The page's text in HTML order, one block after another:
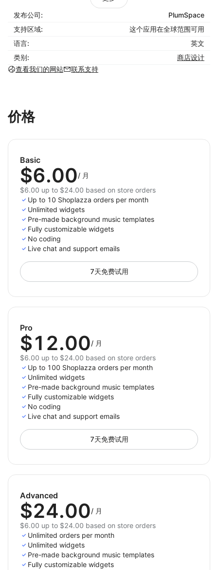
How It Benefits Your Business
Keep shoppers entertained and immersed in your
store.
Celebrate holidays like Black Friday or Christmas
Music helps build emotional connection and
online store into an engaging, memorable experience
where every visit feels special — with sound that
matches your brand.
发布公司:
PlumSpace
支持区域:
这个应用在全球范围可用
语言:
英文
类别:
商店设计
查看我们的网站
联系支持
价格
Basic
$6.00/ 月
$6.00 up to $24.00 based on store orders
Up to 10 Shoplazza orders per month
Unlimited widgets
Pre-made background music templates
Fully customizable widgets
No coding
Live chat and support emails
7天免费试用
Pro
$12.00/ 月
$6.00 up to $24.00 based on store orders
Up to 100 Shoplazza orders per month
Unlimited widgets
Pre-made background music templates
Fully customizable widgets
No coding
Live chat and support emails
7天免费试用
Advanced
$24.00/ 月
$6.00 up to $24.00 based on store orders
Unlimited orders per month
Unlimited widgets
Pre-made background music templates
Fully customizable widgets